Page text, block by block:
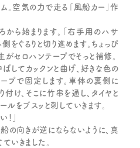
。空気の力で走る「風船カー」作
から始まります。「右手用のハサ
をぐるりと切り進めます。ちょっぴ
がセロハンテープでそっと補修。
してカックンと曲げ、好きな色の
プで固定します。車体の裏側に
け、そこに竹串を通し、タイヤと
をブスッと刺していきます。
」
の向きが逆にならないように、真
いきました。